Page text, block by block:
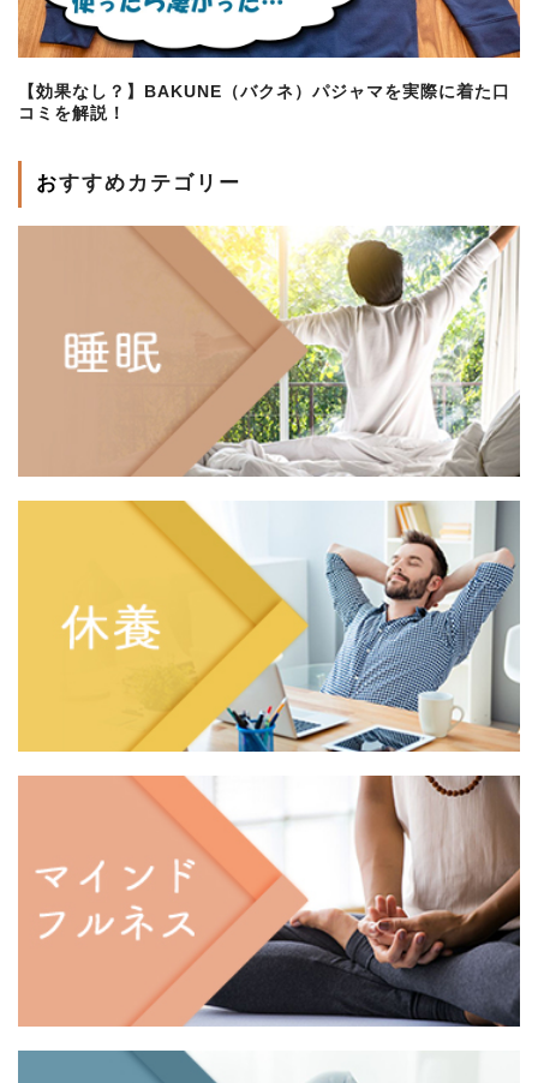
【効果なし？】BAKUNE（バクネ）パジャマを実際に着た口
コミを解説！
おすすめカテゴリー